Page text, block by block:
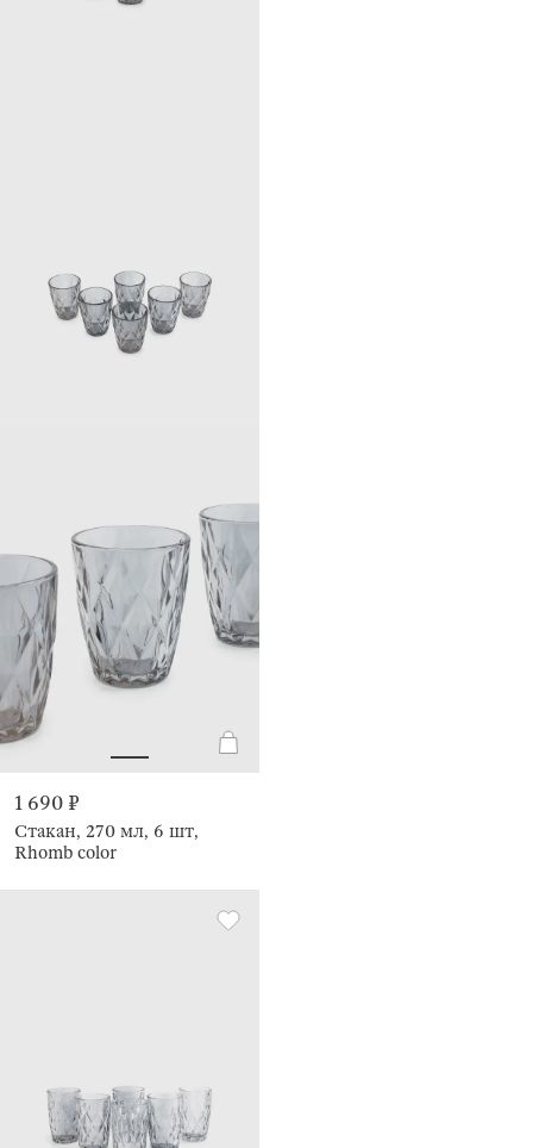
1 690 ₽
Стакан, 270 мл, 6 шт,
Rhomb color